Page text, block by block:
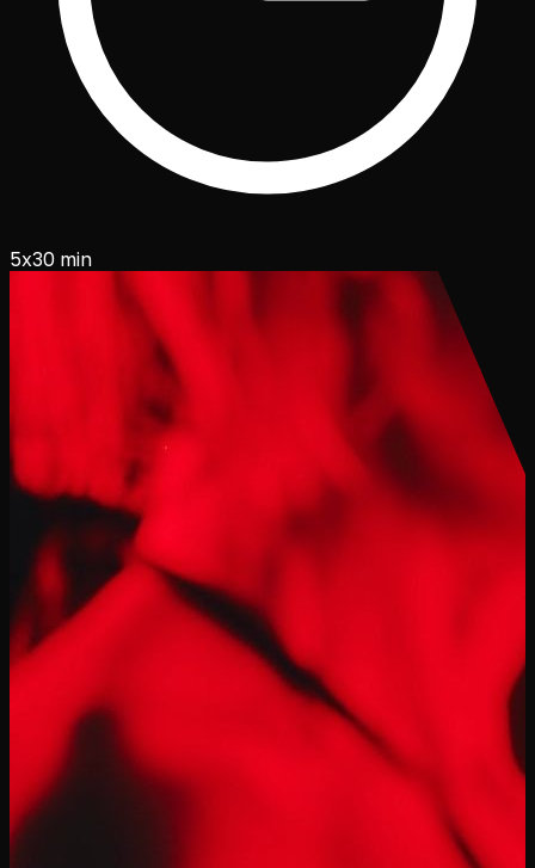
5x30 min